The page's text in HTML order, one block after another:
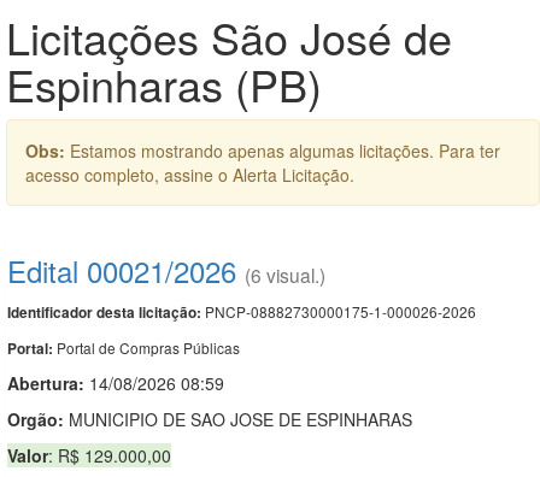
Licitações São José de
Espinharas (PB)
Obs: Estamos mostrando apenas algumas licitações. Para ter
acesso completo, assine o Alerta Licitação.
Edital 00021/2026 (6 visual.)
Identificador desta licitação: PNCP-08882730000175-1-000026-2026
Portal: Portal de Compras Públicas
Abertura: 14/08/2026 08:59
Orgão: MUNICIPIO DE SAO JOSE DE ESPINHARAS
Valor: R$ 129.000,00